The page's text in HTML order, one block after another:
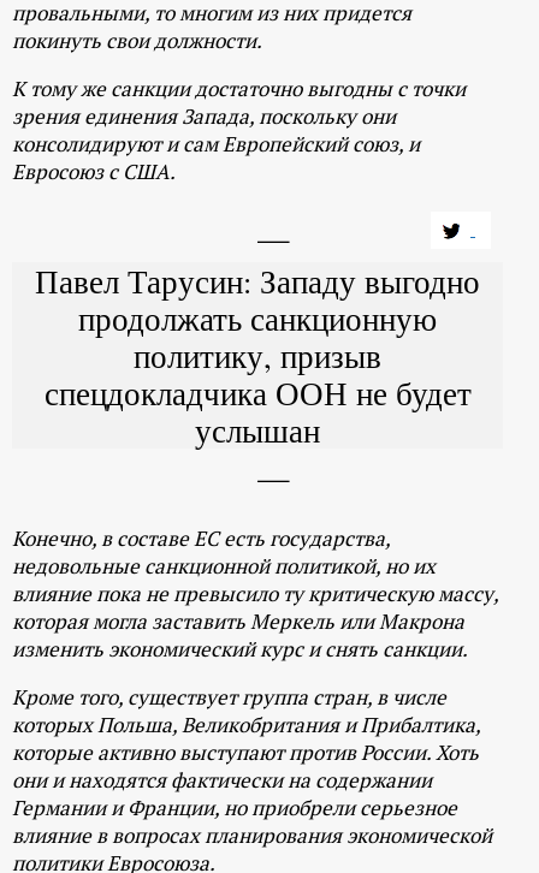
провальными, то многим из них придется
покинуть свои должности.
К тому же санкции достаточно выгодны с точки
зрения единения Запада, поскольку они
консолидируют и сам Европейский союз, и
Евросоюз с США.
Павел Тарусин: Западу выгодно
продолжать санкционную
политику, призыв
спецдокладчика ООН не будет
услышан
Конечно, в составе ЕС есть государства,
недовольные санкционной политикой, но их
влияние пока не превысило ту критическую массу,
которая могла заставить Меркель или Макрона
изменить экономический курс и снять санкции.
Кроме того, существует группа стран, в числе
которых Польша, Великобритания и Прибалтика,
которые активно выступают против России. Хоть
они и находятся фактически на содержании
Германии и Франции, но приобрели серьезное
влияние в вопросах планирования экономической
политики Евросоюза.